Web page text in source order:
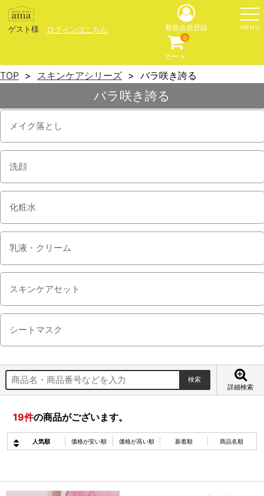
ゲスト様 ログインはこちら MENU
新規会員登録
カート
0
TOP スキンケアシリーズ バラ咲き誇る
バラ咲き誇る
メイク落とし
洗顔
化粧水
乳液・クリーム
スキンケアセット
シートマスク
詳細検索
19件の商品がございます。
人気順 価格が安い順 価格が高い順 新着順 商品名順